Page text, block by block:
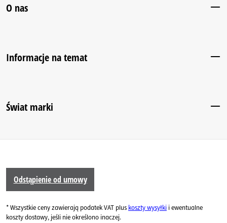
O nas
Informacje na temat
Świat marki
Odstąpienie od umowy
* Wszystkie ceny zawierają podatek VAT plus koszty wysyłki i ewentualne
koszty dostawy, jeśli nie określono inaczej.